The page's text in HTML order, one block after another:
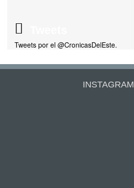
Tweets por el @CronicasDelEste.
INSTAGRAM